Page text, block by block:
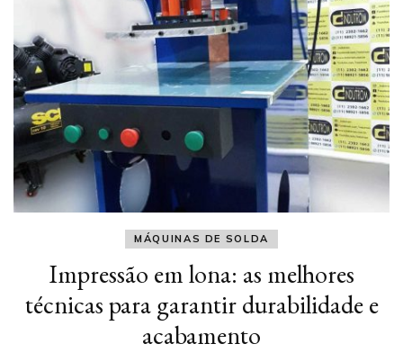
MÁQUINAS DE SOLDA
Impressão em lona: as melhores
técnicas para garantir durabilidade e
acabamento